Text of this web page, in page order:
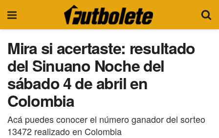
Mira si acertaste: resultado
del Sinuano Noche del
sábado 4 de abril en
Colombia
Acá puedes conocer el número ganador del sorteo
13472 realizado en Colombia